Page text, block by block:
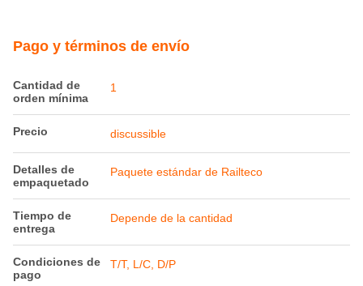
Pago y términos de envío
Cantidad de
orden mínima
1
Precio discussible
Detalles de
empaquetado
Paquete estándar de Railteco
Tiempo de
entrega
Depende de la cantidad
Condiciones de
pago
T/T, L/C, D/P